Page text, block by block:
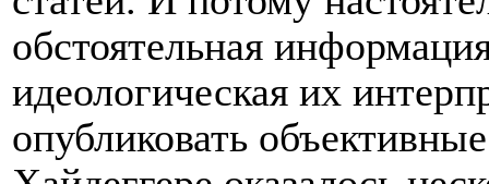
обстоятельная
идеологическая их
опубликовать